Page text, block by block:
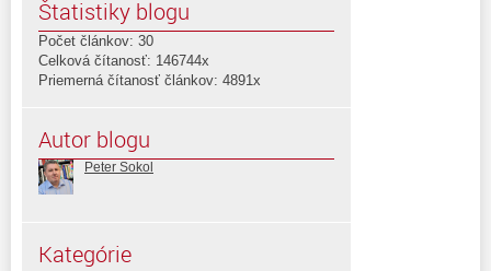
Štatistiky blogu
Počet článkov: 30
Celková čítanosť: 146744x
Priemerná čítanosť článkov: 4891x
Autor blogu
Peter Sokol
Kategórie